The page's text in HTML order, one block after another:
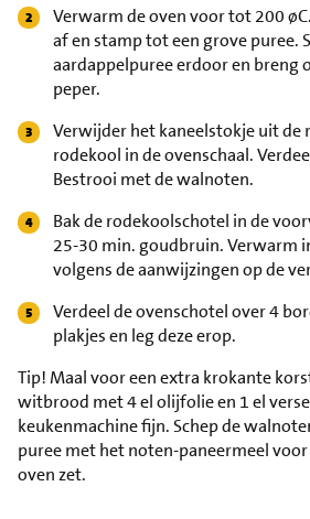
Verwarm de oven voor tot 200
af en stamp tot een grove puree.
aardappelpuree erdoor en breng
peper.
Verwijder het kaneelstokje uit de
rodekool in de ovenschaal.
Bestrooi met de walnoten.
Bak de rodekoolschotel in de
25-30 min. goudbruin. Verwarm
volgens de aanwijzingen op de
Verdeel de ovenschotel over 4
plakjes en leg deze erop.
Tip!Maal voor een extra krokante
witbrood met 4 el olijfolie en 1 el
keukenmachine fijn. Schep de
puree met het noten-paneermeel
oven zet.